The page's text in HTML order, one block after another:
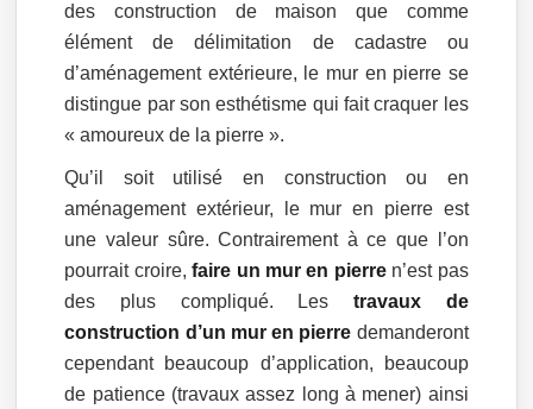
des construction de maison que comme
élément de délimitation de cadastre ou
d’aménagement extérieure, le mur en pierre se
distingue par son esthétisme qui fait craquer les
« amoureux de la pierre ».
Qu’il soit utilisé en construction ou en
aménagement extérieur, le mur en pierre est
une valeur sûre. Contrairement à ce que l’on
pourrait croire,faire un mur en pierren’est pas
des plus compliqué. Les travaux de
construction d’un mur en pierre demanderont
cependant beaucoup d’application, beaucoup
de patience (travaux assez long à mener) ainsi